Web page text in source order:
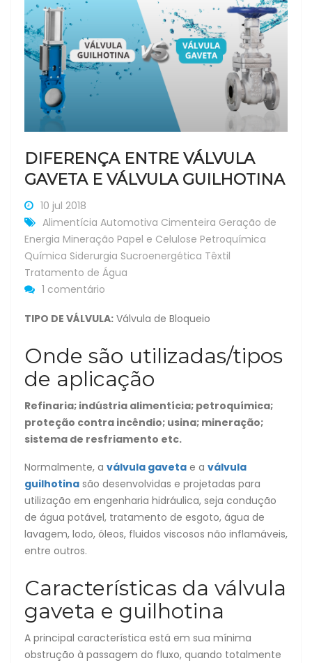
DIFERENÇA ENTRE VÁLVULA
GAVETA E VÁLVULA GUILHOTINA
10 jul 2018
Alimentícia Automotiva Cimenteira Geração de
Energia Mineração Papel e Celulose Petroquímica
Química Siderurgia Sucroenergética Têxtil
Tratamento de Água
1 comentário
TIPO DE VÁLVULA: Válvula de Bloqueio
Onde são utilizadas/tipos
de aplicação
Refinaria; indústria alimentícia; petroquímica;
proteção contra incêndio; usina; mineração;
sistema de resfriamento etc.
Normalmente, a válvula gaveta e a válvula
guilhotina são desenvolvidas e projetadas para
utilização em engenharia hidráulica, seja condução
de água potável, tratamento de esgoto, água de
lavagem, lodo, óleos, fluidos viscosos não inflamáveis,
entre outros.
Características da válvula
gaveta e guilhotina
A principal característica está em sua mínima
obstrução à passagem do fluxo, quando totalmente